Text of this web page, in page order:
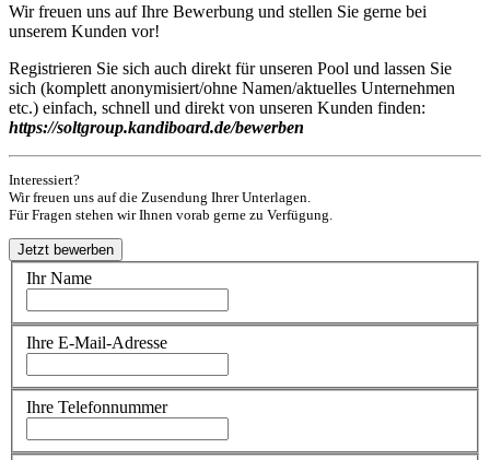
Wir freuen uns auf Ihre Bewerbung und stellen Sie gerne bei
unserem Kunden vor!
Registrieren Sie sich auch direkt für unseren Pool und lassen Sie
sich (komplett anonymisiert/ohne Namen/aktuelles Unternehmen
etc.) einfach, schnell und direkt von unseren Kunden finden:
https://soltgroup.kandiboard.de/bewerben
Interessiert?
Wir freuen uns auf die Zusendung Ihrer Unterlagen.
Für Fragen stehen wir Ihnen vorab gerne zu Verfügung.
Ihr Name
Ihre E-Mail-Adresse
Ihre Telefonnummer